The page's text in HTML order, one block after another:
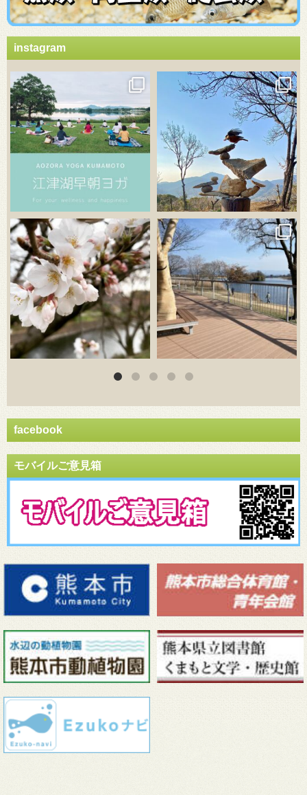
instagram
3月 20
3月 18
3月 18
facebook
モバイルご意見箱